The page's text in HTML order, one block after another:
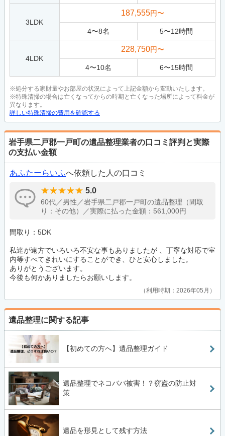
3LDK
187,555円〜
4〜8名 5〜12時間
4LDK
228,750円〜
4〜10名 6〜15時間
※処分する家財量やお部屋の状況によって上記金額から変動いたします。
※特殊清掃の場合は亡くなってからの時期と亡くなった場所によって料金が
異なります。
詳しい特殊清掃の費用を確認する
岩手県二戸郡一戸町の遺品整理業者の口コミ評判と実際
の支払い金額
あふたーらいふへ依頼した人の口コミ
5.0
60代／男性／岩手県二戸郡一戸町の遺品整理（間取
り：その他）／実際に払った金額：561,000円
間取り：5DK
私達が遠方でいろいろ不安な事もありましたが 、丁寧な対応で室
内等すべてきれいにすることができ、ひと安心しました。
ありがとうございます。
今後も何かありましたらお願いします。
利用時期：2026年05月
遺品整理に関する記事
【初めての方へ】遺品整理ガイド
遺品整理でネコババ被害！？窃盗の防止対
策
遺品を形見として残す方法